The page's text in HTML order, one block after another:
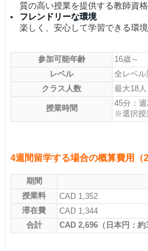
質の高い授業を提供する教師資
フレンドリーな環境
楽しく、安心して学習できる環
参加可能年齢
16歳～
レベル
全レベル
クラス人数
最大18人
授業時間
45分：
※選択授
4週間留学する場合の概算費用（
期間
授業料
CAD 1,352
滞在費
CAD 1,344
合計
CAD 2,696（日本円：約